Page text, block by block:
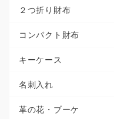
２つ折り財布
コンパクト財布
キーケース
名刺入れ
革の花・ブーケ